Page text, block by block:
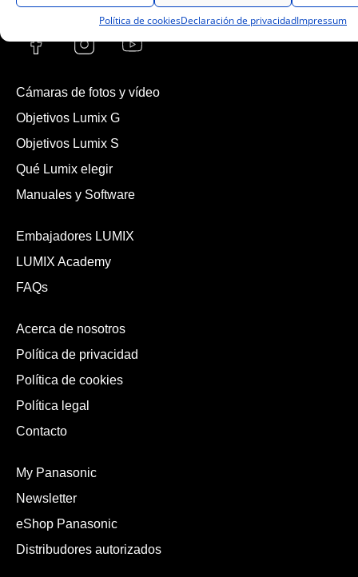
Política de cookiesDeclaración de privacidadImpressum
Cámaras de fotos y vídeo
Objetivos Lumix G
Objetivos Lumix S
Qué Lumix elegir
Manuales y Software
Embajadores LUMIX
LUMIX Academy
FAQs
Acerca de nosotros
Política de privacidad
Política de cookies
Política legal
Contacto
My Panasonic
Newsletter
eShop Panasonic
Distribudores autorizados